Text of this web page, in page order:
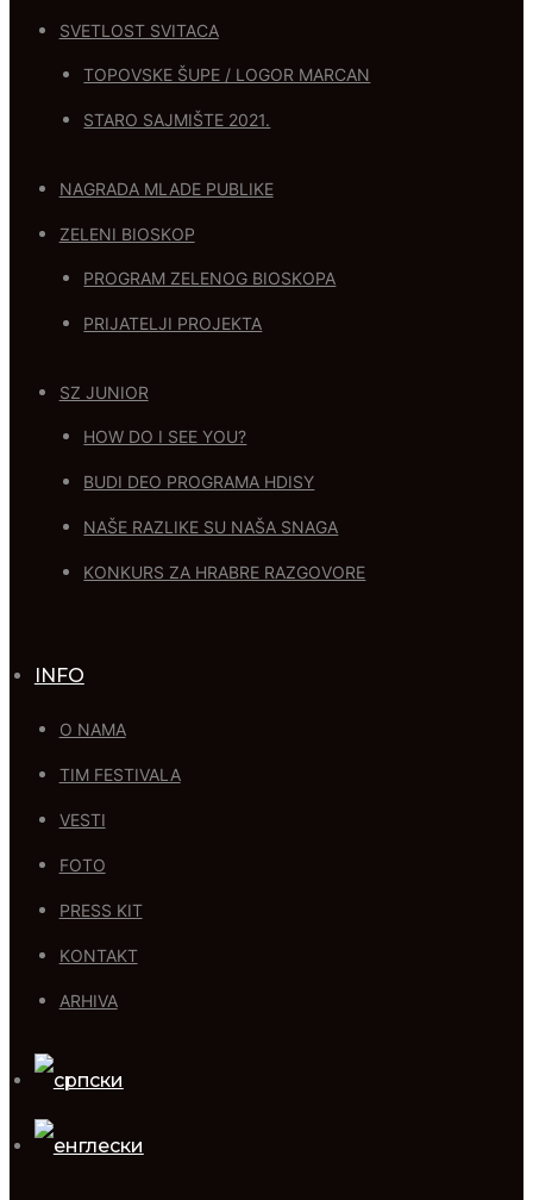
SVETLOST SVITACA
TOPOVSKE ŠUPE / LOGOR MARCAN
STARO SAJMIŠTE 2021.
NAGRADA MLADE PUBLIKE
ZELENI BIOSKOP
PROGRAM ZELENOG BIOSKOPA
PRIJATELJI PROJEKTA
SZ JUNIOR
HOW DO I SEE YOU?
BUDI DEO PROGRAMA HDISY
NAŠE RAZLIKE SU NAŠA SNAGA
KONKURS ZA HRABRE RAZGOVORE
INFO
O NAMA
TIM FESTIVALA
VESTI
FOTO
PRESS KIT
KONTAKT
ARHIVA